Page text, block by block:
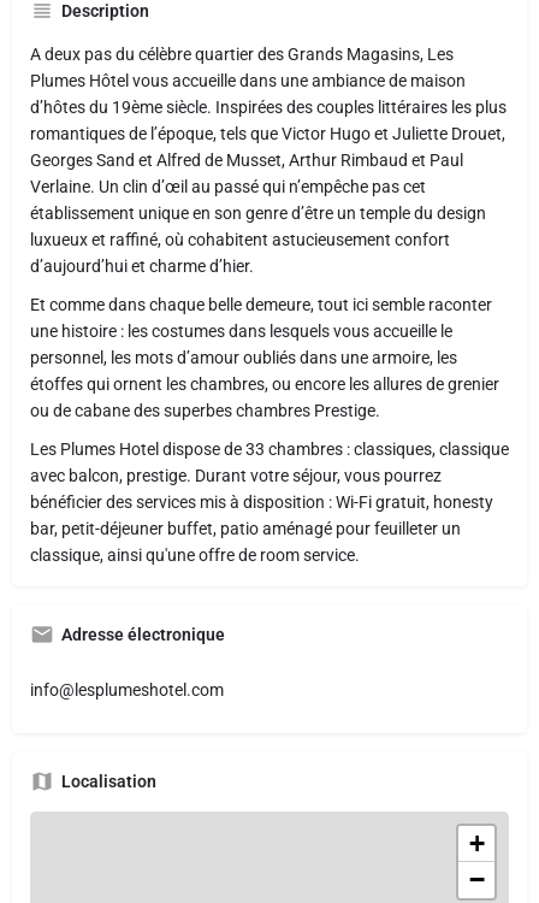
Description
A deux pas du célèbre quartier des Grands Magasins, Les
Plumes Hôtel vous accueille dans une ambiance de maison
d’hôtes du 19ème siècle. Inspirées des couples littéraires les plus
romantiques de l’époque, tels que Victor Hugo et Juliette Drouet,
Georges Sand et Alfred de Musset, Arthur Rimbaud et Paul
Verlaine. Un clin d’œil au passé qui n’empêche pas cet
établissement unique en son genre d’être un temple du design
luxueux et raffiné, où cohabitent astucieusement confort
d’aujourd’hui et charme d’hier.
Et comme dans chaque belle demeure, tout ici semble raconter
une histoire : les costumes dans lesquels vous accueille le
personnel, les mots d’amour oubliés dans une armoire, les
étoffes qui ornent les chambres, ou encore les allures de grenier
ou de cabane des superbes chambres Prestige.
Les Plumes Hotel dispose de 33 chambres : classiques, classique
avec balcon, prestige. Durant votre séjour, vous pourrez
bénéficier des services mis à disposition : Wi-Fi gratuit, honesty
bar, petit-déjeuner buffet, patio aménagé pour feuilleter un
classique, ainsi qu'une offre de room service.
Adresse électronique
info@lesplumeshotel.com
Localisation
+
−